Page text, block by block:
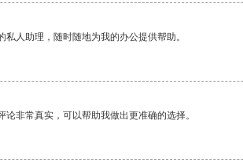
私人助理，随时随地为我的办公提供帮助。
论非常真实，可以帮助我做出更准确的选择。